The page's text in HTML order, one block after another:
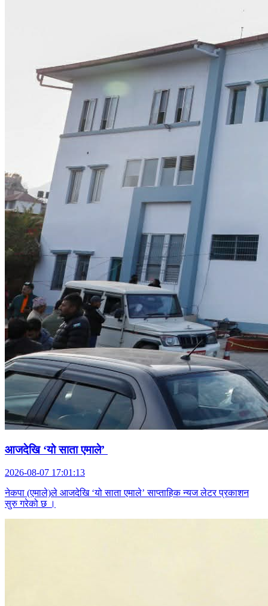
आजदेखि ‘यो साता एमाले’
2026-08-07 17:01:13
नेकपा (एमाले)ले आजदेखि ‘यो साता एमाले’ साप्ताहिक न्यज लेटर प्रकाशन
सुरु गरेको छ ।